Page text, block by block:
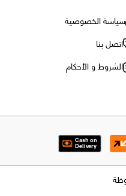
سياسة الخصوصية
اتصل بنا
الشروط و الأحكام